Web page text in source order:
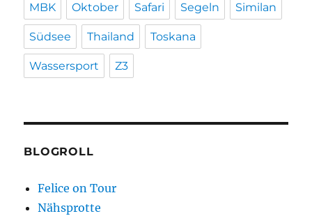
MBK Oktober Safari Segeln Similan
Südsee Thailand Toskana
Wassersport Z3
BLOGROLL
Felice on Tour
Nähsprotte